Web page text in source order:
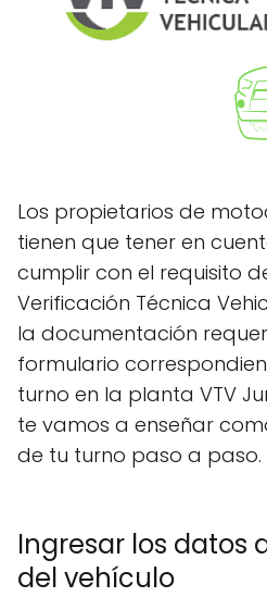
Los propietarios de
tienen que tener en
cumplir con el requisito
Verificación Técnica
la documentación
formulario
turno en la planta VTV
te vamos a enseñar
de tu turno paso a paso.
Ingresar los datos
del vehículo